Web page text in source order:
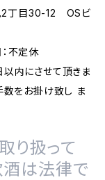
2丁目30-12 OSビ
不定休
以内にさせて頂きま
数をお掛け致し ま
り扱って
酒は法律で